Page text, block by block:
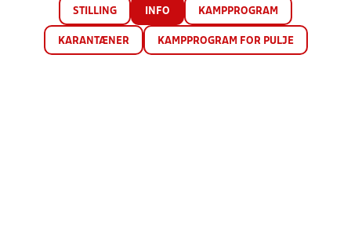
STILLING INFO KAMPPROGRAM
KARANTÆNER KAMPPROGRAM FOR PULJE